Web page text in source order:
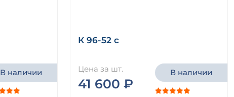
В наличии
К 96-52 с
Цена за шт.
41 600 ₽
В наличии